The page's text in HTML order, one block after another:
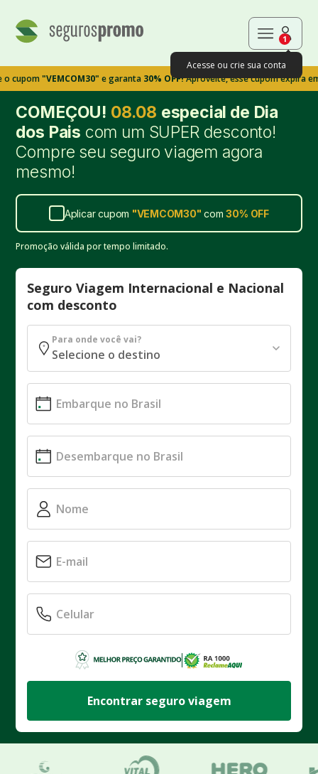
1
Acesse ou crie sua conta
"VEMCOM30"e garanta30% OFF!Aproveite, esse cupom expira em 9m39s
COMEÇOU! 08.08 especial de Dia
dos Pais com um SUPER desconto!
Compre seu seguro viagem agora
mesmo!
Aplicar cupom "VEMCOM30" com30% OFF
Promoção válida por tempo limitado.
Seguro Viagem Internacional e Nacional
com desconto
Para onde você vai?
Encontrar seguro viagem